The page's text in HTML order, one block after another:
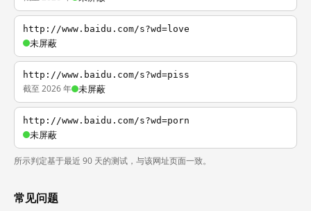
http://www.baidu.com/s?wd=love
未屏蔽
http://www.baidu.com/s?wd=piss
截至 2026 年 未屏蔽
http://www.baidu.com/s?wd=porn
未屏蔽
所示判定基于最近 90 天的测试，与该网址页面一致。
常见问题